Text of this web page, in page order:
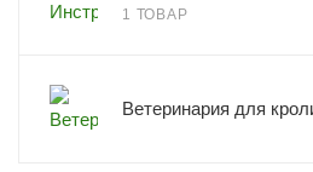
1 ТОВАР
Ветеринария для